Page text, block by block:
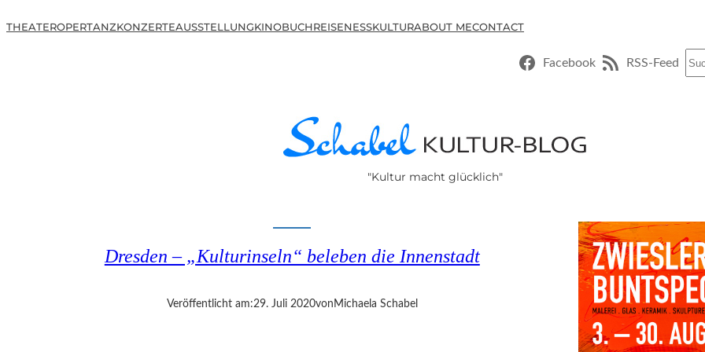
THEATEROPERTANZKONZERTEAUSSTELLUNGKINOBUCHREISENESSKULTURABOUT MECONTACT
Facebook RSS-Feed
"Kultur macht glücklich"
Dresden – „Kulturinseln“ beleben die Innenstadt
Veröffentlicht am:29. Juli 2020von Michaela Schabel